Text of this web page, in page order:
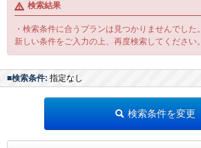
検索結果
・検索条件に合うプランは見つかりませんでした。
新しい条件をご入力の上、再度検索してください。
■検索条件: 指定なし
検索条件を変更